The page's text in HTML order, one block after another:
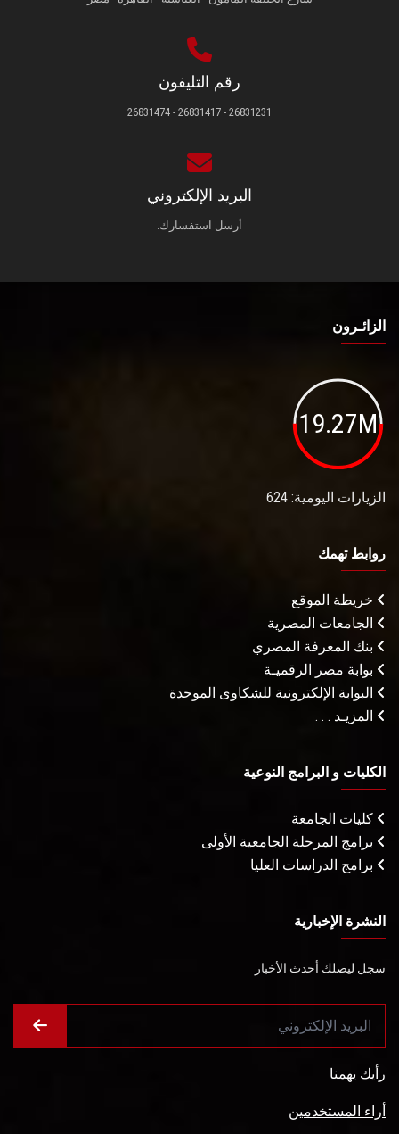
رقم التليفون
26831231 - 26831417 - 26831474
البريد الإلكتروني
أرسل استفسارك.
الزائـرون
19.27M
الزيارات اليومية: 624
روابط تهمك
خريطة الموقع
الجامعات المصرية
بنك المعرفة المصري
بوابة مصر الرقميـة
البوابة الإلكترونية للشكاوى الموحدة
المزيـد . . .
الكليات و البرامج النوعية
كليات الجامعة
برامج المرحلة الجامعية الأولى
برامج الدراسات العليا
النشرة الإخبارية
سجل ليصلك أحدث الأخبار
رأيك يهمنا
أراء المستخدمين